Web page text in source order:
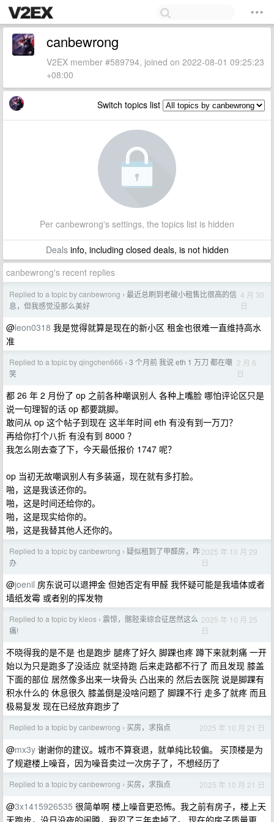
canbewrong
V2EX member #589794, joined on 2022-08-01 09:25:23
+08:00
Switch topics list
Per canbewrong's settings, the topics list is hidden
Dealsinfo, including closed deals, is not hidden
canbewrong's recent replies
Replied to a topic by canbewrong › 最近总刷到老破小租售比很高的信
息，但我感觉没那么美好
4 月 30
日
@leon0318 我是觉得就算是现在的新小区 租金也很难一直维持高水
准
Replied to a topic by qingchen666 › 3 个月前 我说 eth 1 万刀 都在嘲
笑
2 月 6
日
都 26 年 2 月份了 op 之前各种嘲讽别人 各种上嘴脸 哪怕评论区只是
说一句理智的话 op 都要跳脚。
敢问从 op 这个帖子到现在 这半年时间 eth 有没有到一万刀？
再给你打个八折 有没有到 8000 ？
我怎么刚去查了下，今天最低报价 1747 呢？
op 当初无故嘲讽别人有多装逼，现在就有多打脸。
啪，这是我该还你的。
啪，这是时间还给你的。
啪，这是现实给你的。
啪，这是我替其他人还你的。
Replied to a topic by canbewrong › 疑似租到了甲醛房，咋
办
2025 年 10 月 29
日
@joenil 房东说可以退押金 但她否定有甲醛 我怀疑可能是我墙体或者
墙纸发霉 或者别的挥发物
Replied to a topic by kleos › 震惊，髂胫束综合征居然这么
痛!
2025 年 10 月 25
日
不晓得我的是不是 也是跑步 腿疼了好久 脚踝也疼 蹲下来就刺痛 一开
始以为只是跑多了没适应 就坚持跑 后来走路都不行了 而且发现 膝盖
下面的部位 居然像多出来一块骨头 凸出来的 然后去医院 说是脚踝有
积水什么的 休息很久 膝盖倒是没啥问题了 脚踝不行 走多了就疼 而且
极易复发 现在已经放弃跑步了
Replied to a topic by canbewrong › 买房，求指点 2025 年 10 月 21 日
@mx3y 谢谢你的建议。城市不算衰退，就单纯比较偏。 买顶楼是为
了规避楼上噪音，因为噪音卖过一次房子了，不想经历了
Replied to a topic by canbewrong › 买房，求指点 2025 年 10 月 21 日
@3x1415926535 很简单啊 楼上噪音更恐怖。我之前有房子，楼上天
天跑步，没日没夜的闹腾，我忍了三年卖掉了。 现在的房子质量更